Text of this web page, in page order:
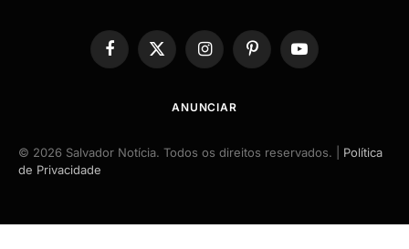
Facebook
X
(Twitter)
InstagramPinterestYouTube
ANUNCIAR
© 2026 Salvador Notícia. Todos os direitos reservados. | Política
de Privacidade